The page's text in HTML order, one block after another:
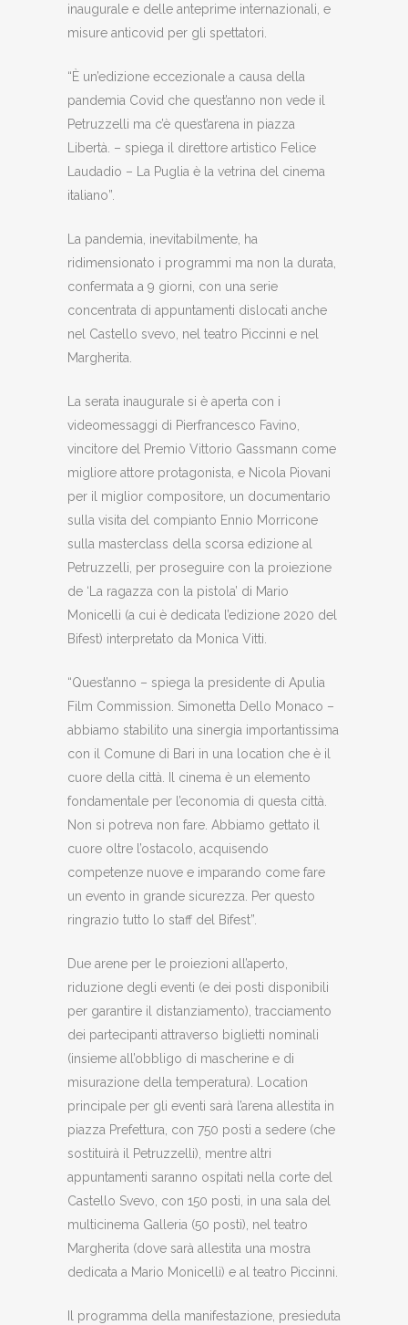
inaugurale e delle anteprime internazionali, e
misure anticovid per gli spettatori.
“È un’edizione eccezionale a causa della
pandemia Covid che quest’anno non vede il
Petruzzelli ma c’è quest’arena in piazza
Libertà. – spiega il direttore artistico Felice
Laudadio – La Puglia è la vetrina del cinema
italiano”.
La pandemia, inevitabilmente, ha
ridimensionato i programmi ma non la durata,
confermata a 9 giorni, con una serie
concentrata di appuntamenti dislocati anche
nel Castello svevo, nel teatro Piccinni e nel
Margherita.
La serata inaugurale si è aperta con i
videomessaggi di Pierfrancesco Favino,
vincitore del Premio Vittorio Gassmann come
migliore attore protagonista, e Nicola Piovani
per il miglior compositore, un documentario
sulla visita del compianto Ennio Morricone
sulla masterclass della scorsa edizione al
Petruzzelli, per proseguire con la proiezione
de ‘La ragazza con la pistola’ di Mario
Monicelli (a cui è dedicata l’edizione 2020 del
Bifest) interpretato da Monica Vitti.
“Quest’anno – spiega la presidente di Apulia
Film Commission. Simonetta Dello Monaco –
abbiamo stabilito una sinergia importantissima
con il Comune di Bari in una location che è il
cuore della città. Il cinema è un elemento
fondamentale per l’economia di questa città.
Non si potreva non fare. Abbiamo gettato il
cuore oltre l’ostacolo, acquisendo
competenze nuove e imparando come fare
un evento in grande sicurezza. Per questo
ringrazio tutto lo staff del Bifest”.
Due arene per le proiezioni all’aperto,
riduzione degli eventi (e dei posti disponibili
per garantire il distanziamento), tracciamento
dei partecipanti attraverso biglietti nominali
(insieme all’obbligo di mascherine e di
misurazione della temperatura). Location
principale per gli eventi sarà l’arena allestita in
piazza Prefettura, con 750 posti a sedere (che
sostituirà il Petruzzelli), mentre altri
appuntamenti saranno ospitati nella corte del
Castello Svevo, con 150 posti, in una sala del
multicinema Galleria (50 posti), nel teatro
Margherita (dove sarà allestita una mostra
dedicata a Mario Monicelli) e al teatro Piccinni.
Il programma della manifestazione, presieduta